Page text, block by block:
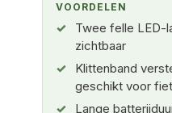
VOORDELEN
Twee felle LED-
zichtbaar
Klittenband
geschikt voor
Lange